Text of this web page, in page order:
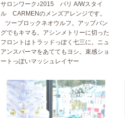
サロンワーク♪2015 パリ A/Wスタイ
ル CARMENのメンズアレンジです。
ツーブロックネオウルフ。アップバン
グでもキマる。アシンメトリーに切った
フロントはトラッドっぽく七三に。ニュ
アンスパーマをあててもヨシ。束感ショ
ートっぽいマッシュレイヤー